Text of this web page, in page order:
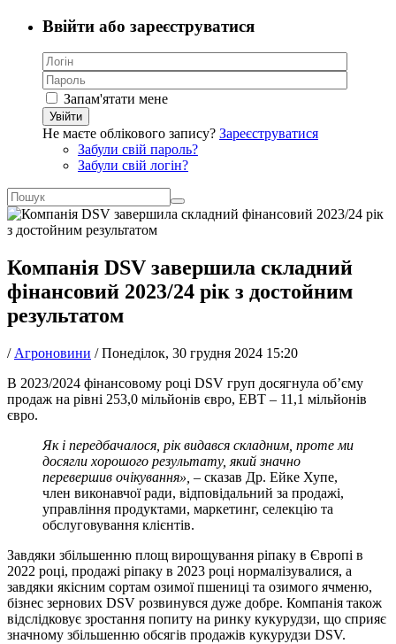
Ввійти або зареєструватися
Запам'ятати мене
Увійти
Не маєте облікового запису? Зареєструватися
Забули свій пароль?
Забули свій логін?
Компанія DSV завершила складний
фінансовий 2023/24 рік з достойним
результатом
/ Агроновини /Понеділок, 30 грудня 2024 15:20
В 2023/2024 фінансовому році DSV груп досягнула об’єму
продаж на рівні 253,0 мільйонів євро, EBT – 11,1 мільйонів
євро.
Як і передбачалося, рік видався складним, проте ми
досягли хорошого результату, який значно
перевершив очікування», – сказав Др. Ейке Хупе,
член виконавчої ради, відповідальний за продажі,
управління продуктами, маркетинг, селекцію та
обслуговування клієнтів.
Завдяки збільшенню площ вирощування ріпаку в Європі в
2022 році, продажі ріпаку в 2023 році нормалізувалися, а
завдяки якісним сортам озимої пшениці та озимого ячменю,
бізнес зернових DSV розвинувся дуже добре. Компанія також
відслідковує зростання попиту на ринку кукурудзи, що сприяє
значному збільшенню обсягів продажів кукурудзи DSV.